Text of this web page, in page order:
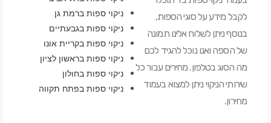
לקבל מידע על סוגי הספות,
בנוסף ניתן לשלוח אלינו תמונה
של הספה ואנו נוכל להגיד לכם
מה הסוג בטלפון. מחירים עבור כל
שירותי הניקוי ניתן למצוא בעמוד
מחירון.
ניקוי ספות ברמת גן
ניקוי ספות בגבעתיים
ניקוי ספות בקריית אונו
ניקוי ספות בראשון לציון
ניקוי ספות בחולון
ניקוי ספות בפתח תקווה